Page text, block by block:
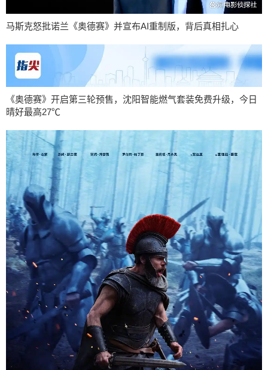
马斯克怒批诺兰《奥德赛》并宣布AI重制版，背后真相扎心
《奥德赛》开启第三轮预售，沈阳智能燃气套装免费升级，今日
晴好最高27℃